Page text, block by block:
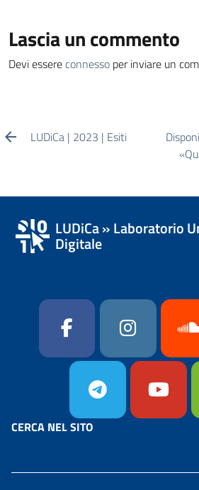
Lascia un commento
Devi essere connesso per inviare un
LUDiCa | 2023 | Esiti
LUDiCa » Laboratorio
Digitale
CERCA NEL SITO